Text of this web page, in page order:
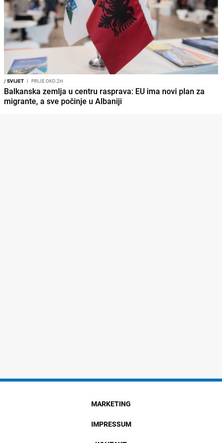
/SVIJET I PRIJE OKO 2H
Balkanska zemlja u centru rasprava: EU ima novi plan za
migrante, a sve počinje u Albaniji
MARKETING
IMPRESSUM